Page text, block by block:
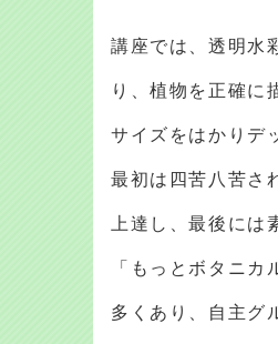
講座では、透明水
り、植物を正確に
サイズをはかりデ
最初は四苦八苦さ
上達し、最後には
「もっとボタニ
多くあり、自主グ